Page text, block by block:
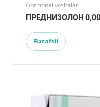
Gormonal vositalar
ПРЕДНИЗОЛОН
Batafsil